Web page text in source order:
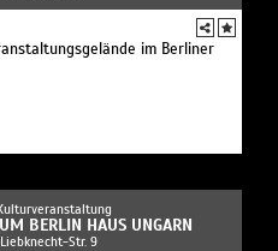
im Berliner
BERLIN HAUS UNGARN
Str. 9